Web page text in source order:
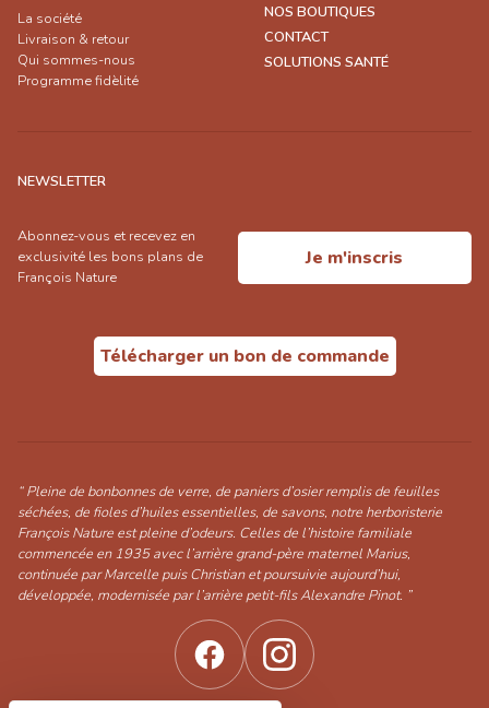
La société
Livraison & retour
Qui sommes-nous
Programme fidèlité
NOS BOUTIQUES
CONTACT
SOLUTIONS SANTÉ
NEWSLETTER
Abonnez-vous et recevez en
exclusivité les bons plans de
François Nature
Je m'inscris
Télécharger un bon de commande
“ Pleine de bonbonnes de verre, de paniers d’osier remplis de feuilles
séchées, de fioles d’huiles essentielles, de savons, notre herboristerie
François Nature est pleine d’odeurs. Celles de l’histoire familiale
commencée en 1935 avec l’arrière grand-père maternel Marius,
continuée par Marcelle puis Christian et poursuivie aujourd’hui,
développée, modernisée par l’arrière petit-fils Alexandre Pinot. ”